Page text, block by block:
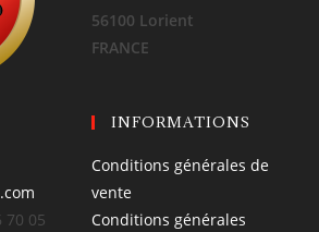
56100 Lorient
FRANCE
70 05
INFORMATIONS
Conditions générales de
vente
Conditions générales